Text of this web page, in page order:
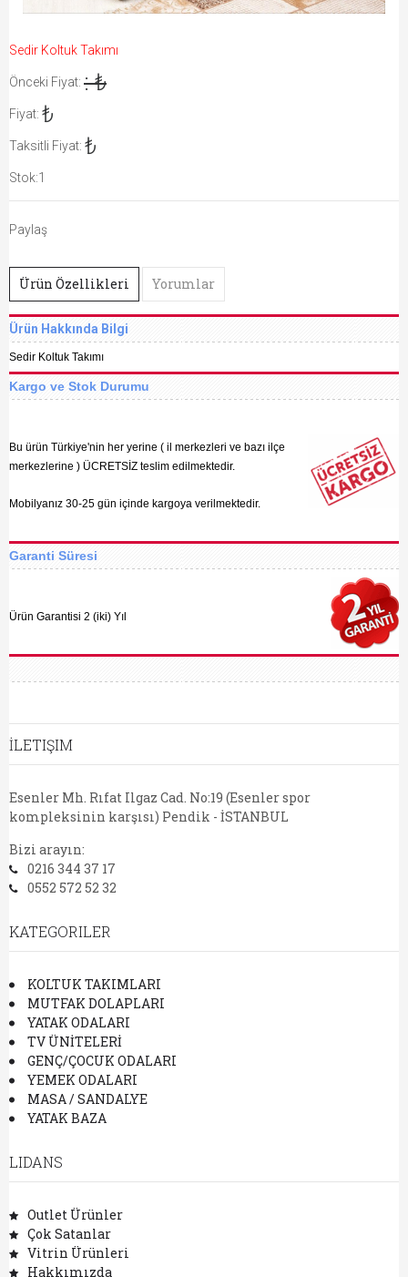
Sedir Koltuk Takımı
Önceki Fiyat: : ₺
Fiyat: ₺
Taksitli Fiyat: ₺
Stok:1
Paylaş
Ürün Özellikleri Yorumlar
Ürün Hakkında Bilgi
​Sedir Koltuk Takımı
Kargo ve Stok Durumu
Bu ürün Türkiye'nin her yerine ( il merkezleri ve bazı ilçe
merkezlerine ) ÜCRETSİZ teslim edilmektedir.
Mobilyanız 30-25 gün içinde kargoya verilmektedir.
Garanti Süresi
Ürün Garantisi 2 (iki) Yıl
İLETIŞIM
Esenler Mh. Rıfat Ilgaz Cad. No:19 (Esenler spor
kompleksinin karşısı) Pendik - İSTANBUL
Bizi arayın:
0216 344 37 17
0552 572 52 32
KATEGORILER
KOLTUK TAKIMLARI
MUTFAK DOLAPLARI
YATAK ODALARI
TV ÜNİTELERİ
GENÇ/ÇOCUK ODALARI
YEMEK ODALARI
MASA / SANDALYE
YATAK BAZA
LIDANS
Outlet Ürünler
Çok Satanlar
Vitrin Ürünleri
Hakkımızda